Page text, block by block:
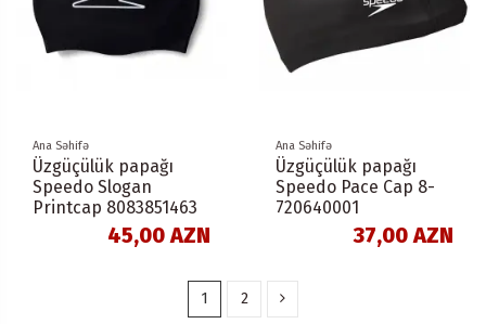
Ana Səhifə
Üzgüçülük papağı
Speedo Slogan
Printcap 8083851463
45,00 AZN
Ana Səhifə
Üzgüçülük papağı
Speedo Pace Cap 8-
720640001
37,00 AZN
1 2